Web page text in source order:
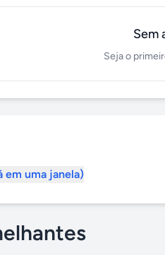
Sem
Seja o
em uma janela)